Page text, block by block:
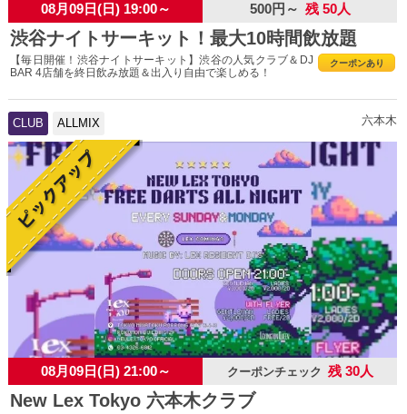
08月09日(日) 19:00～ 500円～ 残 50人
渋谷ナイトサーキット！最大10時間飲放題
クーポンあり
【毎日開催！渋谷ナイトサーキット】渋谷の人気クラブ＆DJ
BAR 4店舗を終日飲み放題＆出入り自由で楽しめる！
CLUB ALLMIX 六本木
08月09日(日) 21:00～ クーポンチェック 残 30人
New Lex Tokyo 六本木クラブ